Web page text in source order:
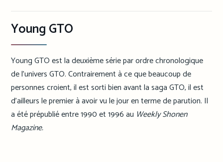
Young GTO
Young GTO est la deuxième série par ordre chronologique
de l’univers GTO. Contrairement à ce que beaucoup de
personnes croient, il est sorti bien avant la saga GTO, il est
d’ailleurs le premier à avoir vu le jour en terme de parution. Il
a été prépublié entre 1990 et 1996 au Weekly Shonen
Magazine.